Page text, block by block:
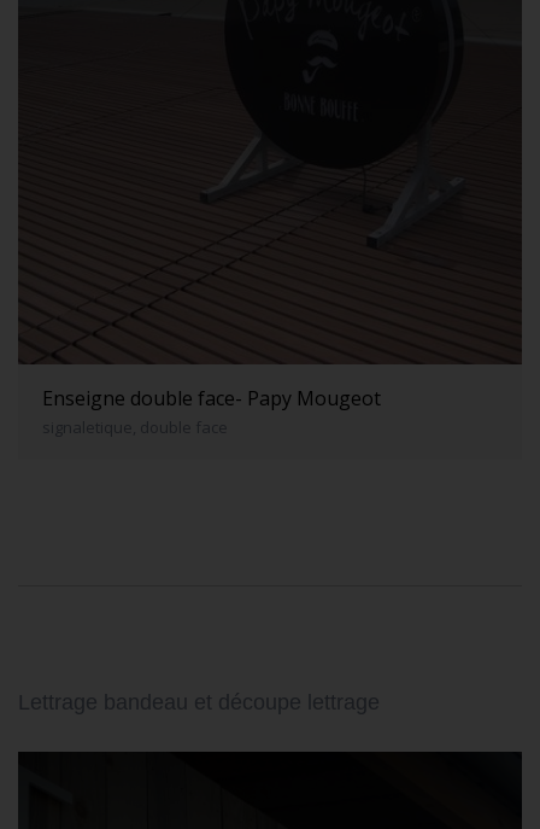
Enseigne double face- Papy Mougeot
signaletique, double face
Lettrage bandeau et découpe lettrage